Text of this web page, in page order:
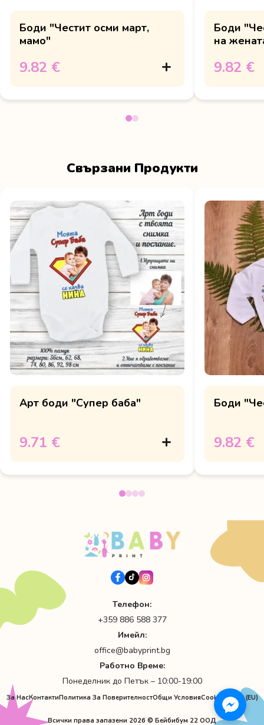
Боди "Честит осми март,
мамо"
9.82 €
Боди
на
9.82 €
Свързани Продукти
Арт боди "Супер баба"
9.71 €
Боди
9.82 €
Телефон:
+359 886 588 377
Имейл:
office@babyprint.bg
Работно Време:
Понеделник до Петък – 10:00-19:00
За НасКонтактиПолитика За ПоверителностОбщи УсловияCookie Policy (EU)
Всички права запазени 2026 © Бейбибум 22 ООД